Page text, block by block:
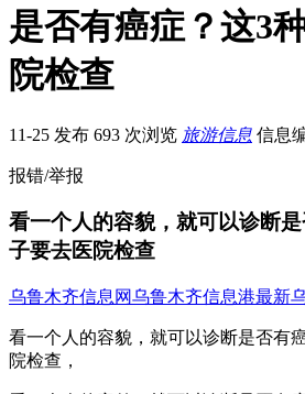
是否有癌症？这3
院检查
11-25 发布 693 次浏览 旅游信息 信息
报错/举报
看一个人的容貌，就可以诊断
子要去医院检查
乌鲁木齐信息网乌鲁木齐信息港最新
看一个人的容貌，就可以诊断是否有
院检查，